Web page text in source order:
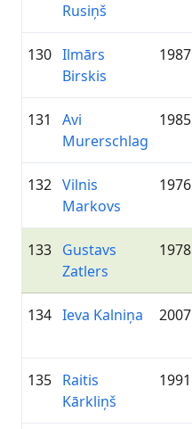
Rusiņš
130 Ilmārs
Birskis
1987
131
Avi
Murerschlag
1985
132 Vilnis
Markovs
1976
133 Gustavs
Zatlers
1978
134 Ieva Kalniņa 2007
135 Raitis
Kārkliņš
1991